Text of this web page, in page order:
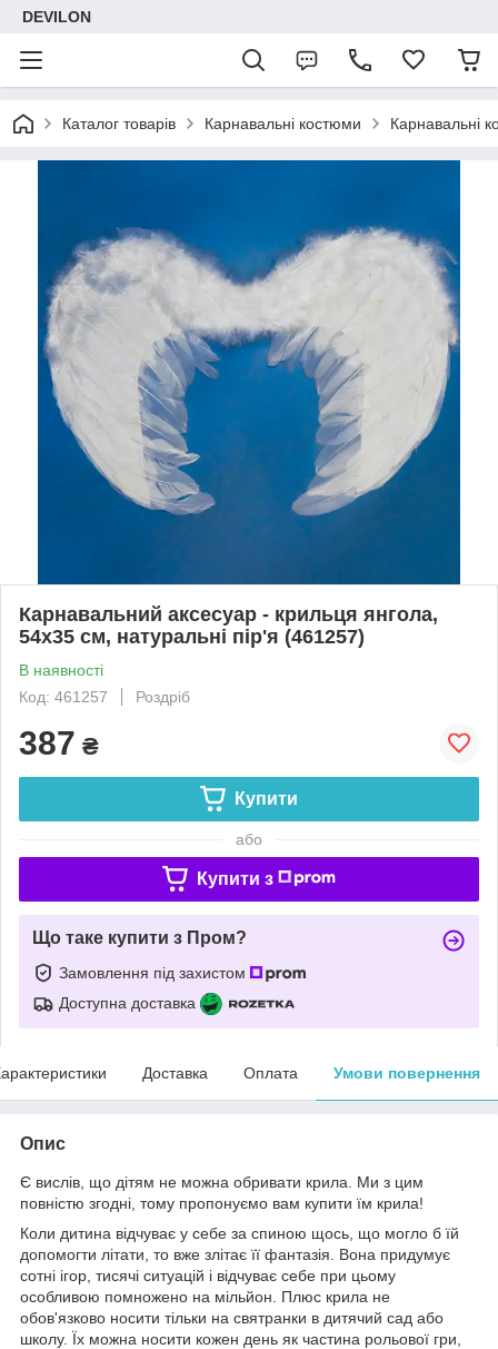
DEVILON
Каталог товарів Карнавальні костюми Карнавальні
Карнавальний аксесуар - крильця янгола,
54x35 см, натуральні пір'я (461257)
В наявності
Код: 461257
Роздріб
387 ₴
Купити
або
Купити з
Що таке купити з Пром?
Замовлення під захистом
Доступна доставка
Доставка Оплата Умови повернення
Опис
Є вислів, що дітям не можна обривати крила. Ми з цим
повністю згодні, тому пропонуємо вам купити їм крила!
Коли дитина відчуває у себе за спиною щось, що могло б їй
допомогти літати, то вже злітає її фантазія. Вона придумує
сотні ігор, тисячі ситуацій і відчуває себе при цьому
особливою помножено на мільйон. Плюс крила не
обов'язково носити тільки на святранки в дитячий сад або
школу. Їх можна носити кожен день як частина рольової гри,